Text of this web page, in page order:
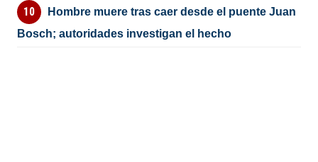
Hombre muere tras caer desde el puente Juan
Bosch; autoridades investigan el hecho